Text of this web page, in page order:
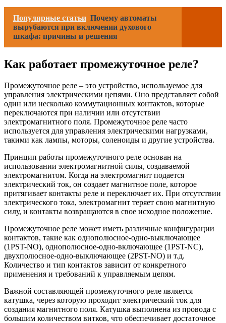
Популярные статьи Почему автоматы
вырубаются при включении духового
шкафа: причины и решения
Как работает промежуточное реле?
Промежуточное реле – это устройство, используемое для
управления электрическими цепями. Оно представляет собой
один или несколько коммутационных контактов, которые
переключаются при наличии или отсутствии
электромагнитного поля. Промежуточное реле часто
используется для управления электрическими нагрузками,
такими как лампы, моторы, соленоиды и другие устройства.
Принцип работы промежуточного реле основан на
использовании электромагнитной силы, создаваемой
электромагнитом. Когда на электромагнит подается
электрический ток, он создает магнитное поле, которое
притягивает контакты реле и переключает их. При отсутствии
электрического тока, электромагнит теряет свою магнитную
силу, и контакты возвращаются в свое исходное положение.
Промежуточное реле может иметь различные конфигурации
контактов, такие как однополюсное-одно-выключающее
(1PST-NO), однополюсное-одно-включающее (1PST-NC),
двухполюсное-одно-выключающее (2PST-NO) и т.д.
Количество и тип контактов зависит от конкретного
применения и требований к управляемым цепям.
Важной составляющей промежуточного реле является
катушка, через которую проходит электрический ток для
создания магнитного поля. Катушка выполнена из провода с
большим количеством витков, что обеспечивает достаточное